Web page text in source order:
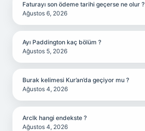
Faturayı son ödeme tarihi geçerse ne olur ?
Ağustos 6, 2026
Ayı Paddington kaç bölüm ?
Ağustos 5, 2026
Burak kelimesi Kur’an’da geçiyor mu ?
Ağustos 4, 2026
Arclk hangi endekste ?
Ağustos 4, 2026